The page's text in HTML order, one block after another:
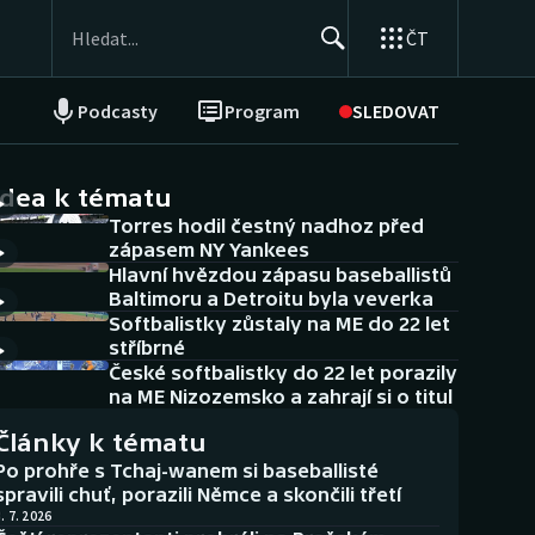
ČT
Podcasty Program SLEDOVAT
NEPŘEHLÉDNĚTE
Historické návraty
Aplikace ČT sport
AZ kvíz
k tématu
Torres hodil čestný nadhoz před
zápasem NY Yankees
Hlavní hvězdou zápasu baseballistů
Baltimoru a Detroitu byla veverka
Softbalistky zůstaly na ME do 22 let
stříbrné
České softbalistky do 22 let porazily
na ME Nizozemsko a zahrají si o titul
k tématu
prohře s Tchaj-wanem si baseballisté
chuť, porazili Němce a skončili třetí
7. 2026